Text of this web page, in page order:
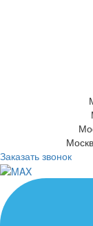
Заказать звонок